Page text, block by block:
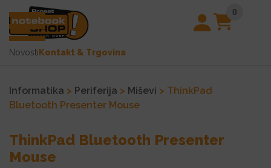
0
Novosti Kontakt & Trgovina
Informatika > Periferija > Miševi > ThinkPad
Bluetooth Presenter Mouse
ThinkPad Bluetooth Presenter
Mouse